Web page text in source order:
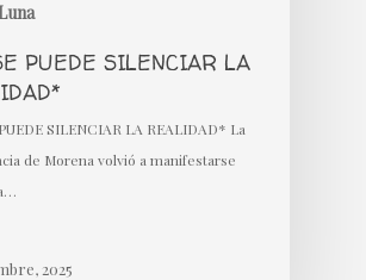
PUEDE SILENCIAR LA
SILENCIAR LA REALIDAD* La
de Morena volvió a manifestarse
2025